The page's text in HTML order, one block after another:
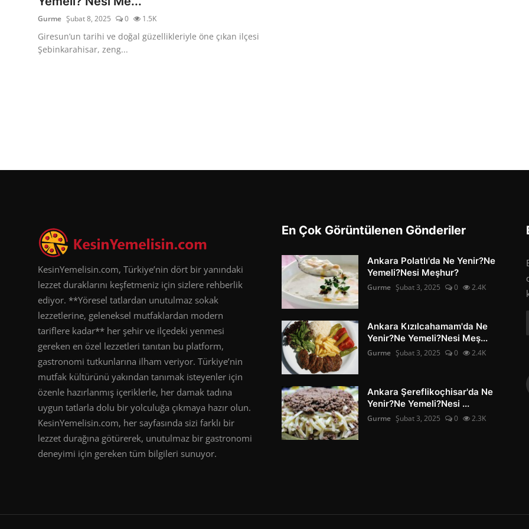
Gurme Şubat 8, 2025 0 1.5K
Giresun’un tarihi ve doğal güzellikleriyle öne çıkan ilçesi
Şebinkarahisar, zeng...
KesinYemelisin.com, Türkiye’nin dört bir yanındaki
lezzet duraklarını keşfetmeniz için sizlere rehberlik
ediyor. **Yöresel tatlardan unutulmaz sokak
lezzetlerine, geleneksel mutfaklardan modern
tariflere kadar** her şehir ve ilçedeki yenmesi
gereken en özel lezzetleri tanıtan bu platform,
gastronomi tutkunlarına ilham veriyor. Türkiye’nin
mutfak kültürünü yakından tanımak isteyenler için
özenle hazırlanmış içeriklerle, her damak tadına
uygun tatlarla dolu bir yolculuğa çıkmaya hazır olun.
KesinYemelisin.com, her sayfasında sizi farklı bir
lezzet durağına götürerek, unutulmaz bir gastronomi
deneyimi için gereken tüm bilgileri sunuyor.
En Çok Görüntülenen Gönderiler
Ankara Polatlı'da Ne Yenir?Ne
Yemeli?Nesi Meşhur?
Gurme Şubat 3, 2025 0 2.4K
Ankara Kızılcahamam'da Ne
Yenir?Ne Yemeli?Nesi Meş...
Gurme Şubat 3, 2025 0 2.4K
Ankara Şereflikoçhisar'da Ne
Yenir?Ne Yemeli?Nesi ...
Gurme Şubat 3, 2025 0 2.3K